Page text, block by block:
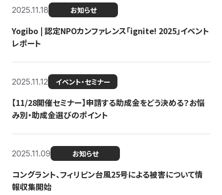
2025.11.18 お知らせ
Yogibo | 認定NPOカンファレンス「ignite! 2025」イベント
レポート
2025.11.12 イベント・セミナー
【11/28開催セミナー】申請する助成金をどう決める？お悩
み別・助成金選びのポイント
2025.11.09 お知らせ
コングラント、フィリピン台風25号による被害について情
報収集開始